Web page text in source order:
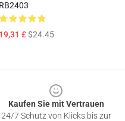
RB2403
19,31 £$24.45
Kaufen Sie mit Vertrauen
24/7 Schutz von Klicks bis zur